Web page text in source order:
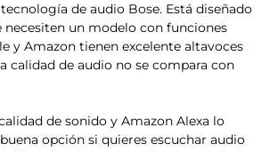
de audio Bose. Está diseñado
necesiten un modelo con funciones
y Amazon tienen excelente altavoces
calidad de audio no se compara con
de sonido y Amazon Alexa lo
opción si quieres escuchar audio